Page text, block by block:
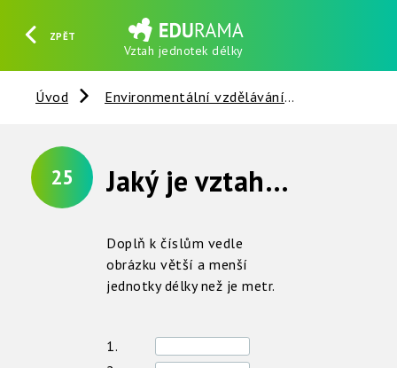
ZPĚT
Vztah jednotek délky
HLEDAT REGISTROVAT PŘIHLÁSIT SE
Úvod Environmentální vzdělávání
25 Jaký je vztah mezi jednotkami délky ?
Doplň k číslům vedle
obrázku větší a menší
jednotky délky než je metr.
1.